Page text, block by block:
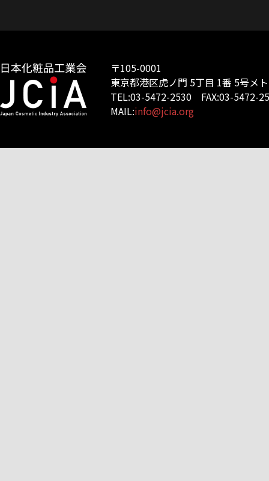
〒105-0001
東京都港区虎ノ門 5丁目 1番 5号メ
TEL:03-5472-2530 FAX:03-5472-
MAIL:info@jcia.org